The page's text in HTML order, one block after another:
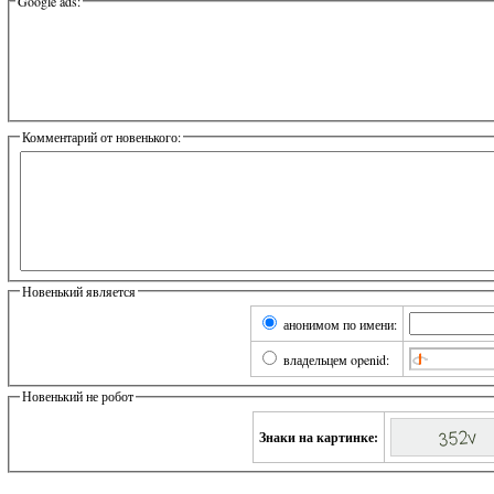
Комментарий от новенького:
Новенький является
анонимом по имени:
владельцем openid:
Новенький не робот
Знаки на картинке: